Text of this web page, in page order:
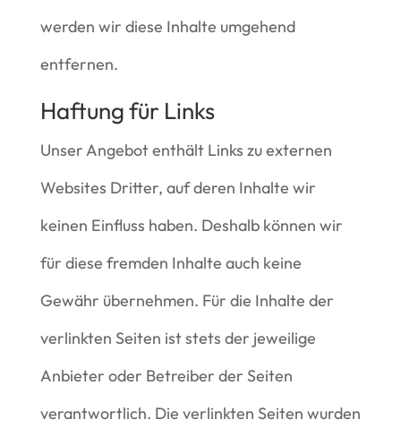
werden wir diese Inhalte umgehend
entfernen.
Haftung für Links
Unser Angebot enthält Links zu externen
Websites Dritter, auf deren Inhalte wir
keinen Einfluss haben. Deshalb können wir
für diese fremden Inhalte auch keine
Gewähr übernehmen. Für die Inhalte der
verlinkten Seiten ist stets der jeweilige
Anbieter oder Betreiber der Seiten
verantwortlich. Die verlinkten Seiten wurden